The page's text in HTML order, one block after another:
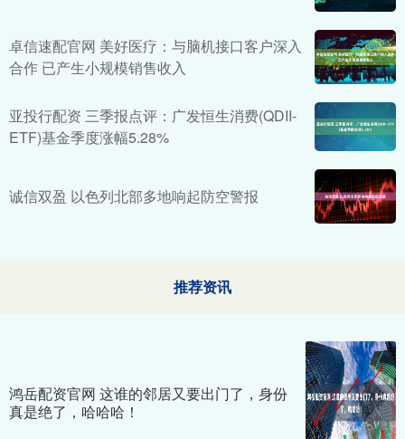
卓信速配官网 美好医疗：与脑机接口客户深入
合作 已产生小规模销售收入
亚投行配资 三季报点评：广发恒生消费(QDII-
ETF)基金季度涨幅5.28%
诚信双盈 以色列北部多地响起防空警报
推荐资讯
鸿岳配资官网 这谁的邻居又要出门了，身份
真是绝了，哈哈哈！